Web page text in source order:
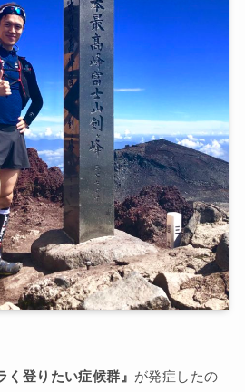
く登りたい症候群』 が発症したの